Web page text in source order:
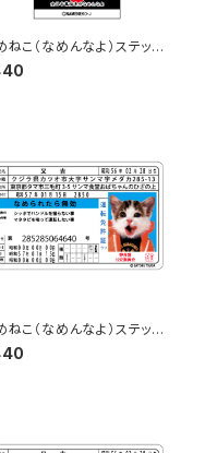
ねこ（なめんなよ）ステッカ
16
ねこ（なめんなよ）ステッカ
1